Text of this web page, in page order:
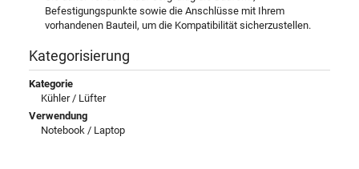
Befestigungspunkte sowie die Anschlüsse mit Ihrem
vorhandenen Bauteil, um die Kompatibilität sicherzustellen.
Kategorisierung
Kategorie
Kühler / Lüfter
Verwendung
Notebook / Laptop